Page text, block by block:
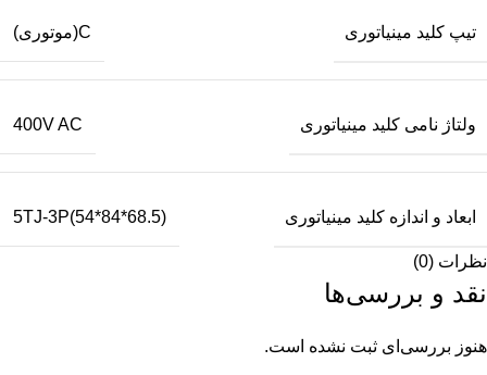
تیپ کلید مینیاتوری C(موتوری)
ولتاژ نامی کلید مینیاتوری 400V AC
ابعاد و اندازه کلید مینیاتوری 5TJ-3P(54*84*68.5)
نظرات (0)
نقد و بررسی‌ها
هنوز بررسی‌ای ثبت نشده است.